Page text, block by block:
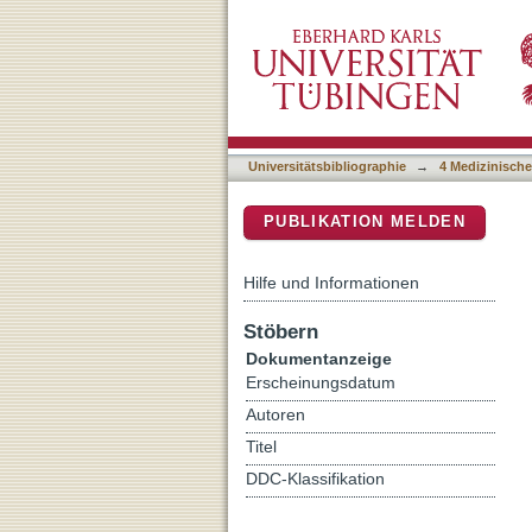
AI Denoising
Cone-Beam Computed
Universitätsbibliographie → 4
PUBLIKATION MELDEN
Hilfe und Informationen
Stöbern
Dokumentanzeige
Erscheinungsdatum
Autoren
Titel
DDC-Klassifikation